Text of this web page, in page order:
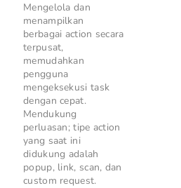
Mengelola dan
menampilkan
berbagai action secara
terpusat,
memudahkan
pengguna
mengeksekusi task
dengan cepat.
Mendukung
perluasan; tipe action
yang saat ini
didukung adalah
popup, link, scan, dan
custom request.